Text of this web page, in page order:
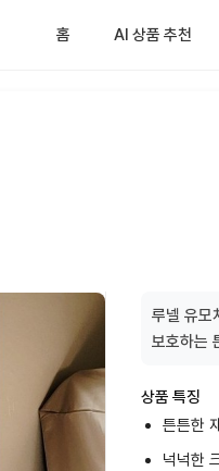
홈 AI 상품 추천
루넬 유모
보호하는
상품 특징
튼튼한
넉넉한